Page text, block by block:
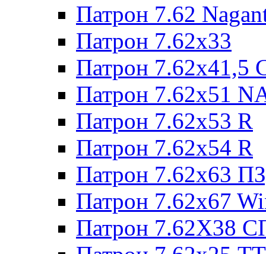
Патрон 7.62
Патрон 7.62x33
Патрон 7.62x41,5
Патрон 7.62x51
Патрон 7.62x53 R
Патрон 7.62x54 R
Патрон 7.62x63
Патрон 7.62x67
Патрон 7.62Х38